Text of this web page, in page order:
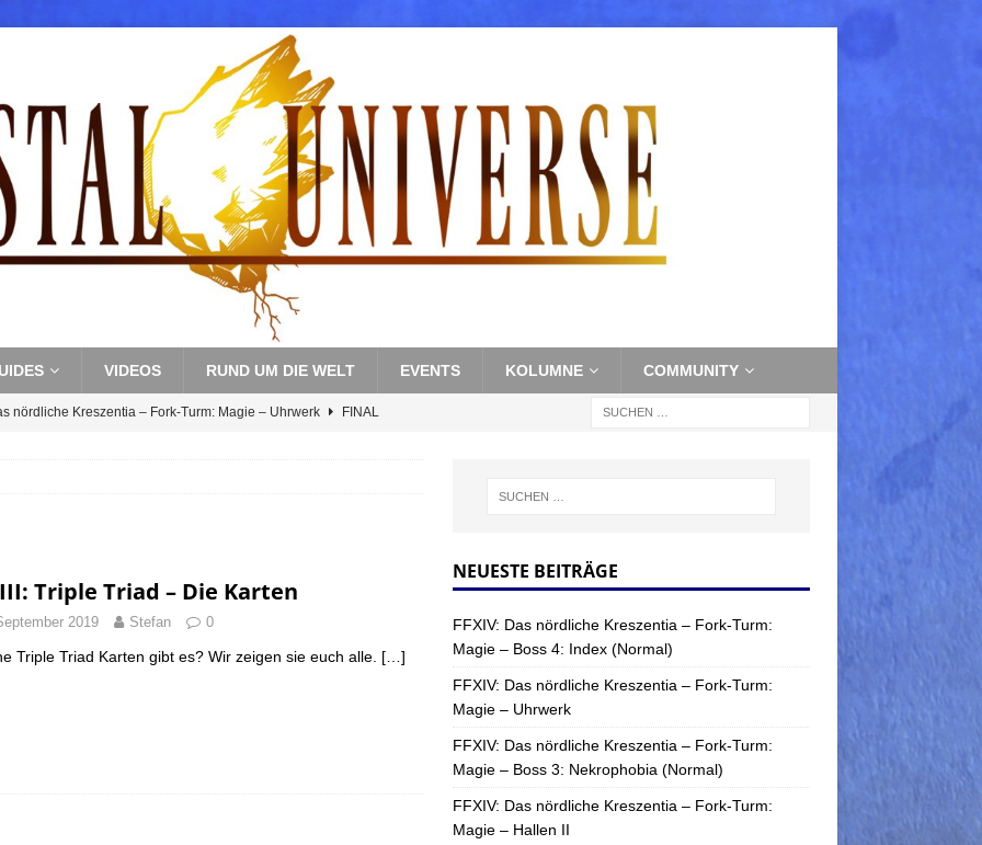
VIDEOS RUND UM DIE WELT EVENTS KOLUMNE COMMUNITY
nördliche Kreszentia – Fork-Turm: Magie – Uhrwerk FINAL
Triple Triad – Die Karten
2019 Stefan 0
Triple Triad Karten gibt es? Wir zeigen sie euch alle. […]
NEUESTE BEITRÄGE
FFXIV: Das nördliche Kreszentia – Fork-Turm:
Magie – Boss 4: Index (Normal)
FFXIV: Das nördliche Kreszentia – Fork-Turm:
Magie – Uhrwerk
FFXIV: Das nördliche Kreszentia – Fork-Turm:
Magie – Boss 3: Nekrophobia (Normal)
FFXIV: Das nördliche Kreszentia – Fork-Turm:
Magie – Hallen II